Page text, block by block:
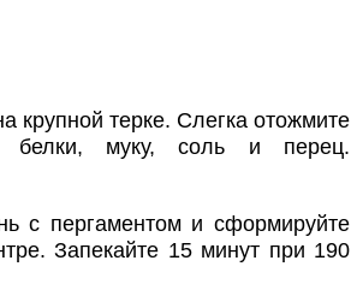
крупной терке. Слегка отожмите
белки, муку, соль и перец.
с пергаментом и сформируйте
Запекайте 15 минут при 190